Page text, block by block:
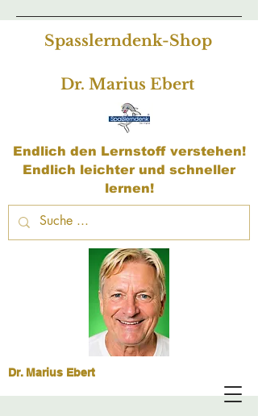
Spasslerndenk-Shop
Dr. Marius Ebert
Endlich den Lernstoff verstehen!
Endlich leichter und schneller
lernen!
Dr. Marius Ebert